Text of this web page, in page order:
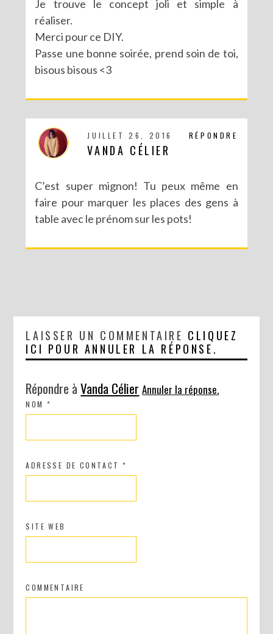
RECETTES ET CRÉATIONS POUR DES FÊTES RÉUSSIES – CONCOURS
Je trouve le concept joli et simple à
réaliser.
Merci pour ce DIY.
Passe une bonne soirée, prend soin de toi,
bisous bisous <3
RÉPONDRE
JUILLET 26, 2016
VANDA CÉLIER
C’est super mignon! Tu peux même en
faire pour marquer les places des gens à
table avec le prénom sur les pots!
LAISSER UN COMMENTAIRE CLIQUEZ
ICI POUR ANNULER LA RÉPONSE.
Répondre àVanda Célier Annuler la réponse.
NOM*
ADRESSE DE CONTACT*
SITE WEB
COMMENTAIRE